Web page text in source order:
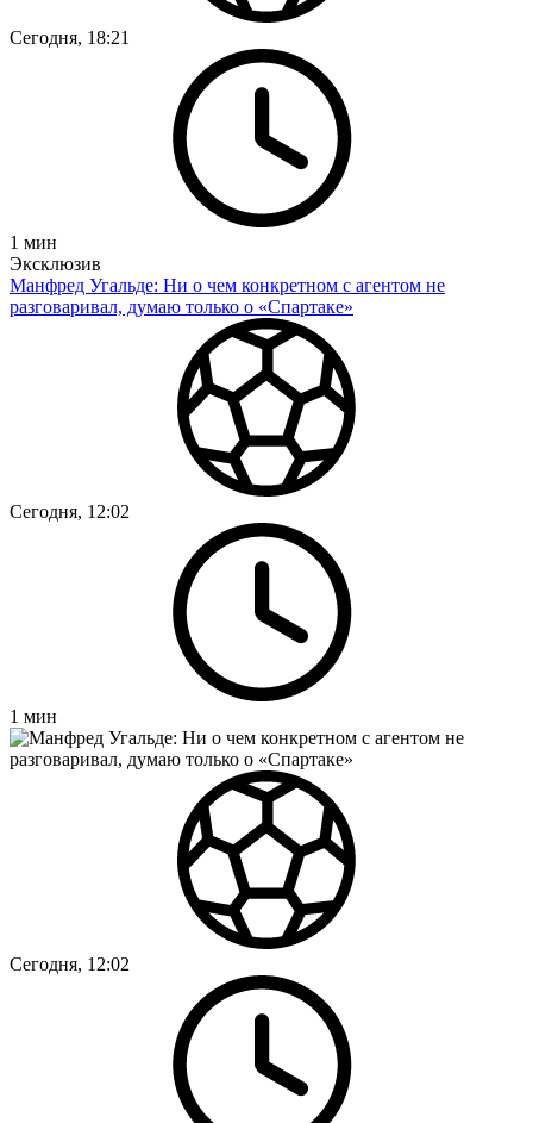
Сегодня, 18:21
1 мин
Эксклюзив
Манфред Угальде: Ни о чем конкретном с агентом не
разговаривал, думаю только о «Спартаке»
Сегодня, 12:02
1 мин
Сегодня, 12:02